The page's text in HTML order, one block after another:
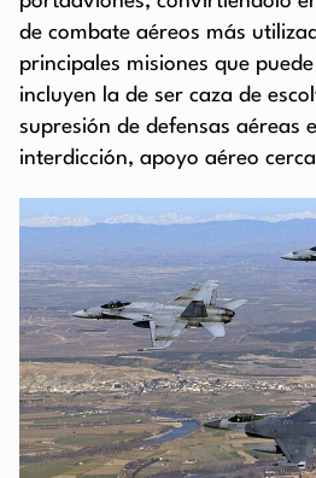
de combate aéreos más
principales misiones que
incluyen la de ser caza de
supresión de defensas aéreas
interdicción, apoyo aéreo